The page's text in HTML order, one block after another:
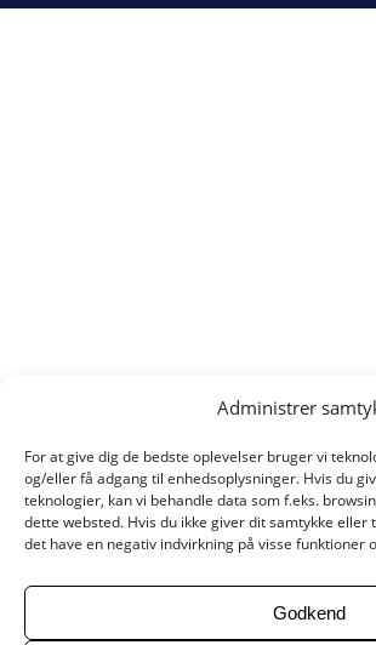
Administrer
For at give dig de bedste oplevelser bruger vi
og/eller få adgang til enhedsoplysninger. Hvis du
teknologier, kan vi behandle data som f.eks.
dette websted. Hvis du ikke giver dit samtykke
det have en negativ indvirkning på visse funktioner
Godkend